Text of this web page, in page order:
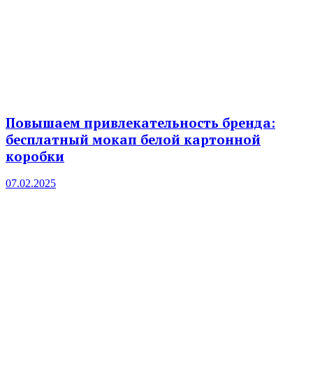
Повышаем привлекательность бренда:
бесплатный мокап белой картонной
коробки
07.02.2025